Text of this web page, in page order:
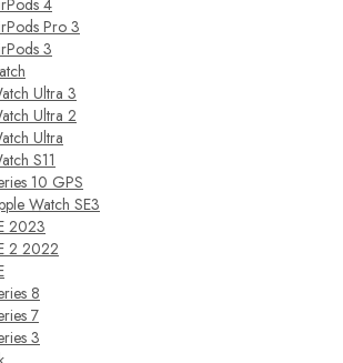
Pro 3
3
Ultra 3
Ultra 2
Ultra
S11
10 GPS
Watch SE3
2023
2 2022
8
7
3